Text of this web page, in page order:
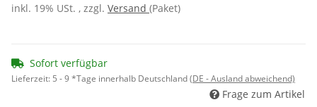
inkl. 19% USt. , zzgl. Versand (Paket)
Sofort verfügbar
Lieferzeit: 5 - 9 *Tage innerhalb Deutschland(DE - Ausland abweichend)
Frage zum Artikel